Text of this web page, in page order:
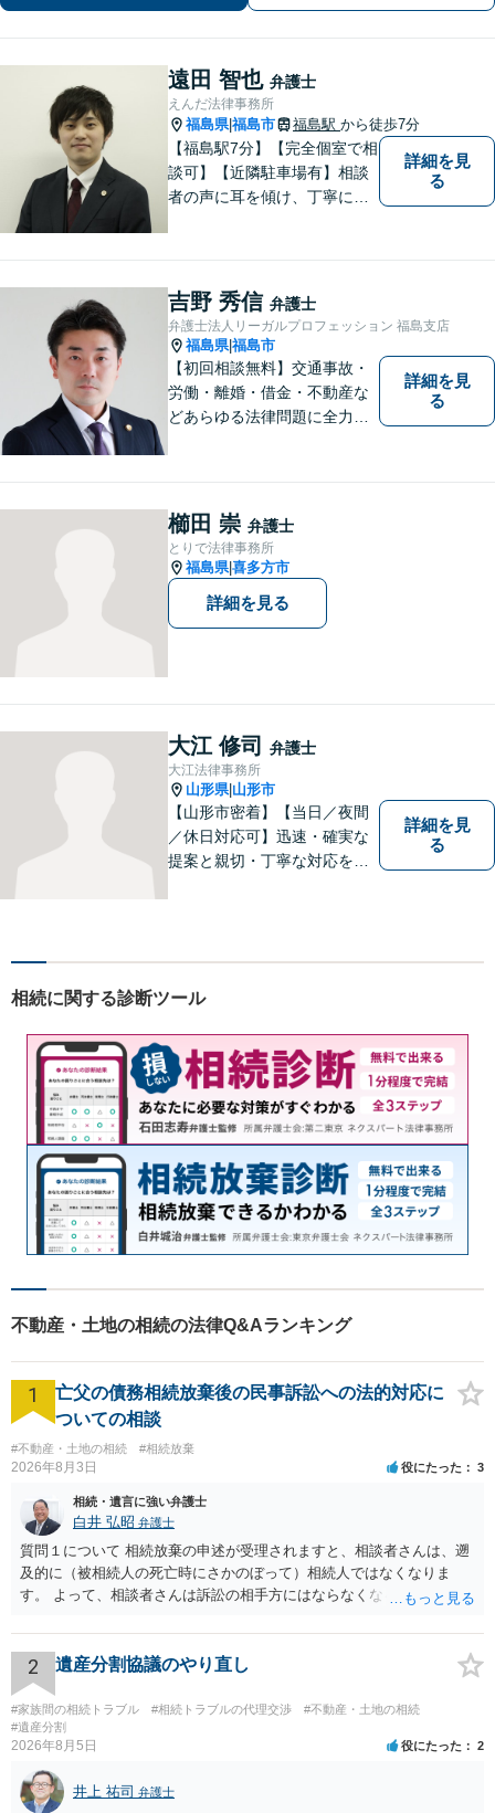
遠田 智也 弁護士
えんだ法律事務所
福島県|福島市 福島駅 から徒歩7分
【福島駅7分】【完全個室で相
談可】【近隣駐車場有】相談
者の声に耳を傾け、丁寧にわ
った」と思っていただけるよ
うに全力を尽くしていきま
す。
詳細を見
る
吉野 秀信 弁護士
弁護士法人リーガルプロフェッション 福島支店
福島県|福島市
【初回相談無料】交通事故・
労働・離婚・借金・不動産な
どあらゆる法律問題に全力を
くことを最も重視ししていま
す。お困りの方はまずはご相
談ください。
詳細を見
る
櫛田 崇 弁護士
とりで法律事務所
福島県|喜多方市
詳細を見る
大江 修司 弁護士
大江法律事務所
山形県| 山形市
【山形市密着】【当日／夜間
／休日対応可】迅速・確実な
提案と親切・丁寧な対応をい
可】不安や問題について法的
て、より良い解決に導くお手
伝いをいたします。
詳細を見
る
相続に関する診断ツール
不動産・土地の相続の法律Q&Aランキング
1
亡父の債務相続放棄後の民事訴訟への法的対応に
ついての相談
#不動産・土地の相続 #相続放棄
2026年8月3日 役にたった 3
相続・遺言に強い弁護士
白井 弘昭 弁護士
質問１について 相続放棄の申述が受理されますと、相談者さんは、遡
及的に（被相続人の死亡時にさかのぼって）相続人ではなくなりま
す。 よって、相談者さんは訴訟の相手方にはならなくなるので（明け
理証明を家庭裁判所で取得し、コピーを答弁書に添えて裁判所に提出
してください。 質問２について 請求棄却を求める答弁書を提出すれ
ば、第１回期日は出席する必要がありません。その日は差支え（用事
があり出席できない）との記載で十分です。 質問３について 弁護士で
はないので、ｍｉｎｔｓでの提出の必要は無いと思います。郵送（期
限までに届けばよい）で十分です。 詳細は、書面記載の裁判所書記官
にお問い合わせください。 以上、ご参考まで。
2 遺産分割協議のやり直し
#家族間の相続トラブル #相続トラブルの代理交渉
#不動産・土地の相続
#遺産分割
2026年8月5日 役にたった 2
井上 祐司 弁護士